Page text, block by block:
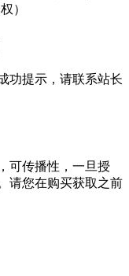
）
功提示，请联系站长
可传播性，一旦授
请您在购买获取之前